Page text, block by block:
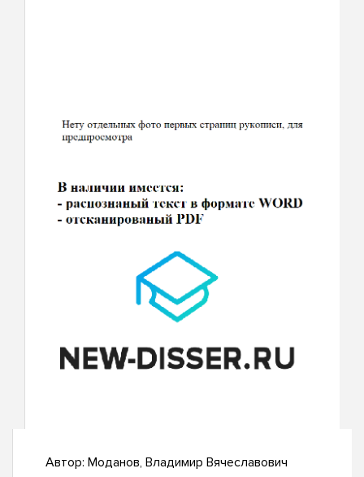
Автор: Моданов, Владимир Вячеславович